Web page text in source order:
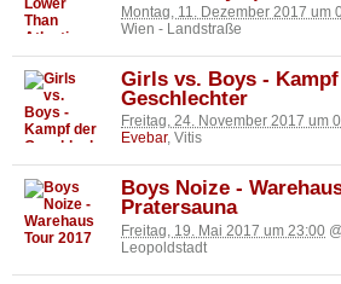
Montag, 11. Dezember 2017 um
Wien - Landstraße
Girls vs. Boys -
Geschlechter
Freitag, 24. November 2017 um
Evebar, Vitis
Boys Noize -
Pratersauna
Freitag, 19. Mai 2017 um 23:00 @
Leopoldstadt